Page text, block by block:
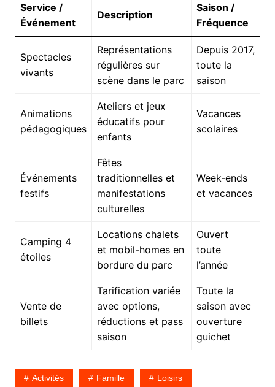
Service /
Événement
Description
Saison /
Fréquence
Spectacles
vivants
Représentations
régulières sur
scène dans le parc
Depuis 2017,
toute la
saison
Animations
pédagogiques
Ateliers et jeux
éducatifs pour
enfants
Vacances
scolaires
Événements
festifs
Fêtes
traditionnelles et
manifestations
culturelles
Week-ends
et vacances
Camping 4
étoiles
Locations chalets
et mobil-homes en
bordure du parc
Ouvert
toute
l’année
Vente de
billets
Tarification variée
avec options,
réductions et pass
saison
Toute la
saison avec
ouverture
guichet
Activités Famille Loisirs